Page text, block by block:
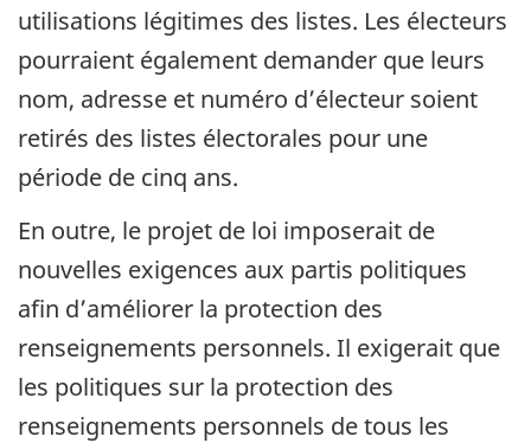
utilisations légitimes des listes. Les électeurs
pourraient également demander que leurs
nom, adresse et numéro d’électeur soient
retirés des listes électorales pour une
période de cinq ans.
En outre, le projet de loi imposerait de
nouvelles exigences aux partis politiques
afin d’améliorer la protection des
renseignements personnels. Il exigerait que
les politiques sur la protection des
renseignements personnels de tous les